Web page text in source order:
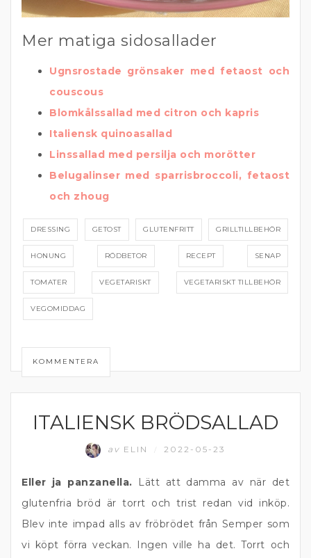
Mer matiga sidosallader
Ugnsrostade grönsaker med fetaost och
couscous
Blomkålssallad med citron och kapris
Italiensk quinoasallad
Linssallad med persilja och morötter
Belugalinser med sparrisbroccoli, fetaost
och zhoug
DRESSING GETOST GLUTENFRITT GRILLTILLBEHÖR
HONUNG RÖDBETOR RECEPT SENAP
TOMATER VEGETARISKT VEGETARISKT TILLBEHÖR
VEGOMIDDAG
KOMMENTERA
GRÖNA TILLBEHÖR
ITALIENSK BRÖDSALLAD
av ELIN 2022-05-23
Eller ja panzanella. Lätt att damma av när det
glutenfria bröd är torrt och trist redan vid inköp.
Blev inte impad alls av fröbrödet från Semper som
vi köpt förra veckan. Ingen ville ha det. Torrt och